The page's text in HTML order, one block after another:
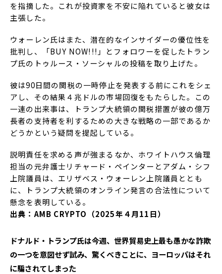
を指摘した。これが投資家を不安に陥れていると彼女は
主張した。
ウォーレン氏はまた、潜在的なインサイダーの優位性を
批判し、「BUY NOW!!!」とフォロワーを促したトラン
プ氏のトゥルース・ソーシャルの投稿を取り上げた。
彼は90日間の関税の一時停止を発表する前にこれをシェ
アし、その結果４兆ドルの市場回復をもたらした。この
一連の出来事は、トランプ大統領の関税措置が彼の億万
長者の支持者を利するための大きな戦略の一部であるか
どうかという疑問を提起している。
説明責任を求める声が強まるなか、ホワイトハウス倫理
担当の元弁護士リチャード・ペインターとアダム・シフ
上院議員は、エリザベス・ウォーレン上院議員ととも
に、トランプ大統領のオンライン発言の合法性について
懸念を表明している。
出典：AMB CRYPTO（2025年４月11日）
ドナルド・トランプ氏は今週、世界貿易史上最も愚かな詐欺
の一つを意図せず試み、驚くべきことに、ヨーロッパはそれ
に騙されてしまった